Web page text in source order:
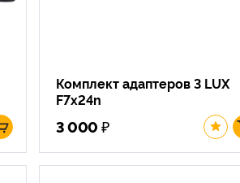
Комплект адаптеров 3 LUX
F7x24n
3 000 ₽